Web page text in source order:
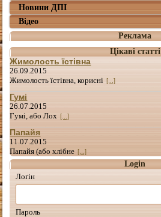
Новини ДПІ
Відео
Реклама
Цікаві статті
Жимолость їстівна
26.09.2015
Жимолость їстівна, корисні [...]
Гумі
26.07.2015
Гумі, або Лох [...]
Папайя
11.07.2015
Папайя (або хлібне [...]
Login
Лоґін
Пароль